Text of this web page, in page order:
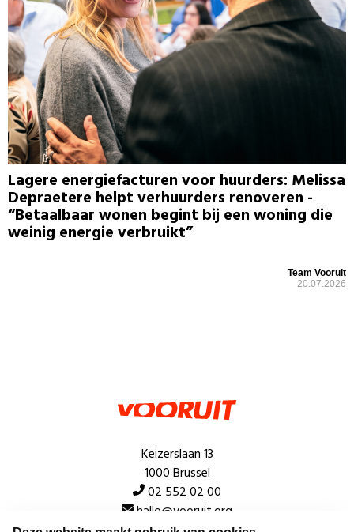
Lagere energiefacturen voor huurders: Melissa
Depraetere helpt verhuurders renoveren -
“Betaalbaar wonen begint bij een woning die
weinig energie verbruikt”
Team Vooruit
20.07.2026
Keizerslaan 13
1000 Brussel
02 552 02 00
hallo@vooruit.org